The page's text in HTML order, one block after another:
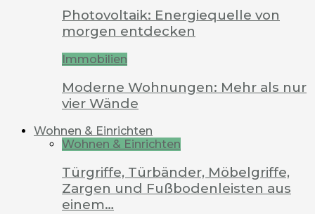
Photovoltaik: Energiequelle von
morgen entdecken
Immobilien
Moderne Wohnungen: Mehr als nur
vier Wände
Wohnen & Einrichten
Wohnen & Einrichten
Türgriffe, Türbänder, Möbelgriffe,
Zargen und Fußbodenleisten aus
einem…